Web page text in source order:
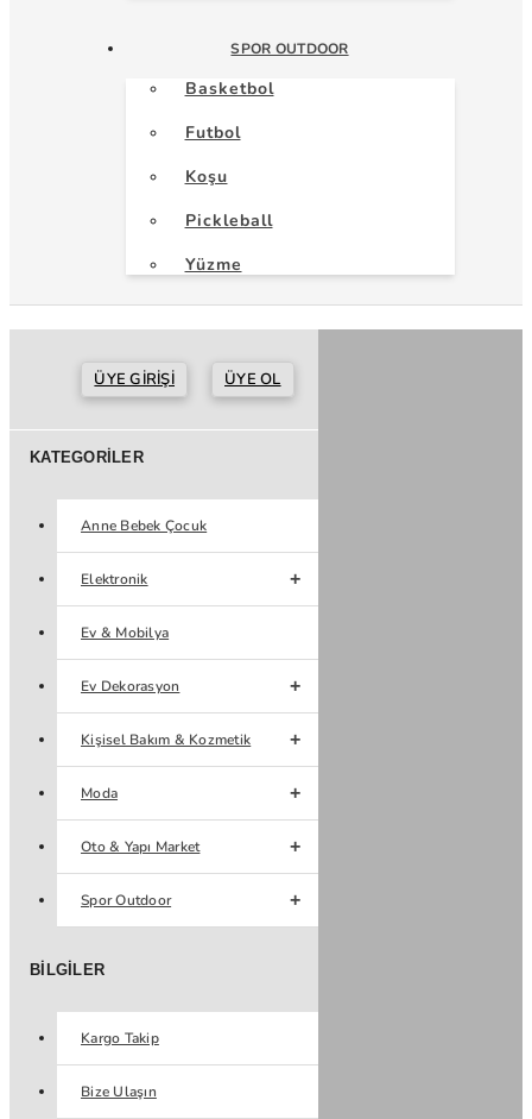
SPOR OUTDOOR
Basketbol
Futbol
Koşu
Pickleball
Yüzme
ÜYE GIRIŞI ÜYE OL
KATEGORILER
Anne Bebek Çocuk
Elektronik
Ev & Mobilya
Ev Dekorasyon
Kişisel Bakım & Kozmetik
Moda
Oto & Yapı Market
Spor Outdoor
BILGILER
Kargo Takip
Bize Ulaşın